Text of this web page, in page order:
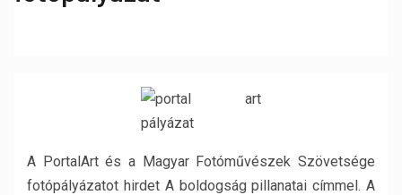
A PortalArt és a Magyar Fotóművészek Szövetsége
fotópályázatot hirdet A boldogság pillanatai címmel. A